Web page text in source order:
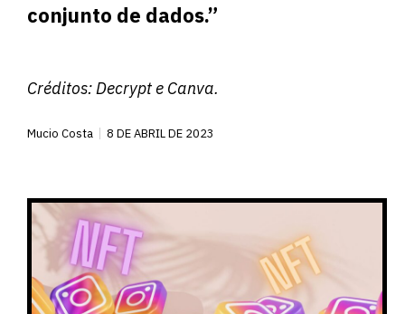
conjunto de dados.”
Créditos:Decrypte Canva.
Mucio Costa 8 DE ABRIL DE 2023